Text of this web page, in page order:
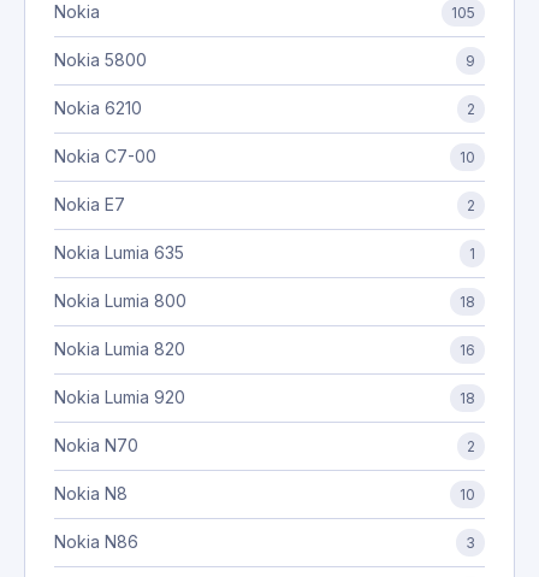
Nokia 105
Nokia 5800 9
Nokia 6210 2
Nokia C7-00 10
Nokia E7 2
Nokia Lumia 635 1
Nokia Lumia 800 18
Nokia Lumia 820 16
Nokia Lumia 920 18
Nokia N70 2
Nokia N8 10
Nokia N86 3